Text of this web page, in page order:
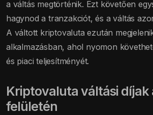
a váltás megtörténik. Ezt követően
hagynod a tranzakciót, és a váltás
A váltott kriptovaluta ezután
alkalmazásban, ahol nyomon
és piaci teljesítményét.
Kriptovaluta váltási díjak
felületén